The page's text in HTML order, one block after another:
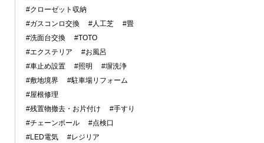
#クローゼット収納
#ガスコンロ交換
#人工芝
#畳
#洗面台交換
#TOTO
#エクステリア
#お風呂
#車止め設置
#照明
#塀洗浄
#敷地境界
#駐車場リフォーム
#屋根修理
#残置物撤去・お片付け
#手すり
#チェーンポール
#点検口
#LED電気
#レジリア